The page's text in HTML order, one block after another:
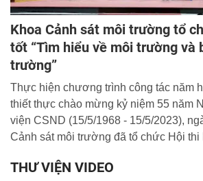
Khoa Cảnh sát môi trường tổ
tốt “Tìm hiểu về môi trường và
trường”
Thực hiện chương trình công tác năm
thiết thực chào mừng kỷ niệm 55 năm
viện CSND (15/5/1968 - 15/5/2023),
Cảnh sát môi trường đã tổ chức Hội thi
Dũng, Phó Giám đốc Học viện CSND
THƯ VIỆN VIDEO